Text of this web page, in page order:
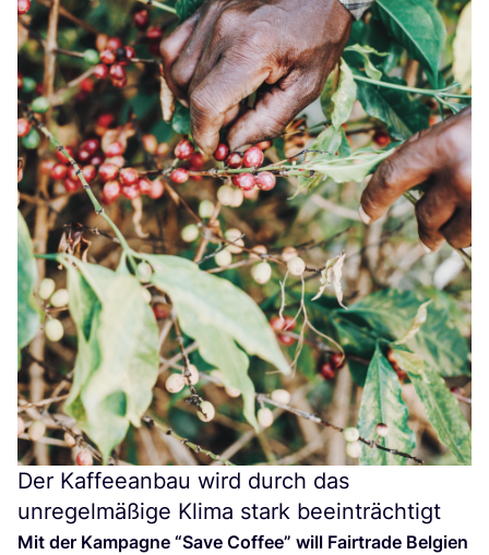
Der Kaffeeanbau wird durch das
unregelmäßige Klima stark beeinträchtigt
Mit der Kam­pa­gne “Save Cof­fee” will Fair­trade Bel­gi­en